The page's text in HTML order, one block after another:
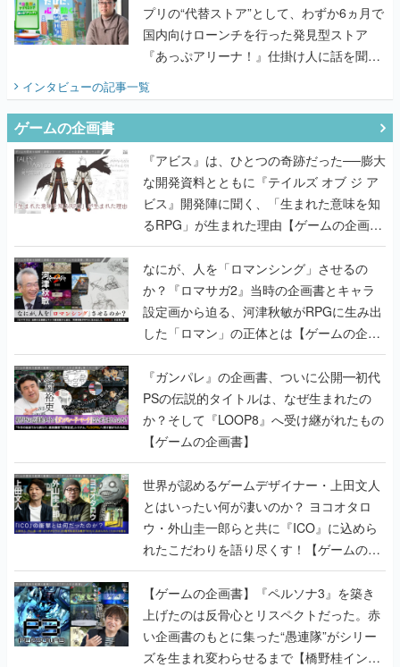
プリの“代替ストア”として、わずか6ヵ月で
国内向けローンチを行った発見型ストア
『あっぷアリーナ！』仕掛け人に話を聞い
てみた
インタビューの記事一覧
ゲームの企画書
『アビス』は、ひとつの奇跡だった──膨大
な開発資料とともに『テイルズ オブ ジ ア
ビス』開発陣に聞く、「生まれた意味を知
るRPG」が生まれた理由【ゲームの企画
書】
なにが、人を「ロマンシング」させるの
か？『ロマサガ2』当時の企画書とキャラ
設定画から迫る、河津秋敏がRPGに生み出
した「ロマン」の正体とは【ゲームの企画
書】
『ガンパレ』の企画書、ついに公開━初代
PSの伝説的タイトルは、なぜ生まれたの
か？そして『LOOP8』へ受け継がれたもの
【ゲームの企画書】
世界が認めるゲームデザイナー・上田文人
とはいったい何が凄いのか？ ヨコオタロ
ウ・外山圭一郎らと共に『ICO』に込めら
れたこだわりを語り尽くす！【ゲームの企
画書】
【ゲームの企画書】『ペルソナ3』を築き
上げたのは反骨心とリスペクトだった。赤
い企画書のもとに集った“愚連隊”がシリー
ズを生まれ変わらせるまで【橋野桂インタ